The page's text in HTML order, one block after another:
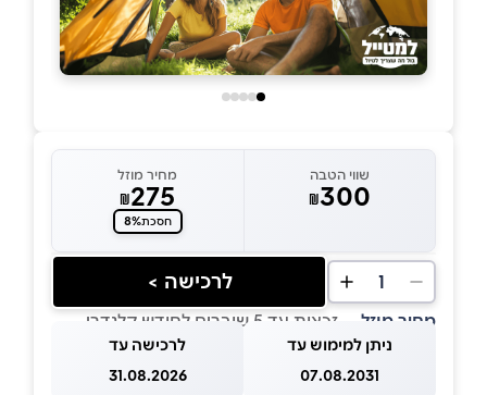
שווי הטבה
₪300
מחיר מוזל
₪275
חסכת8%
1 לרכישה >
מחיר מוזל — זכאות עד 5 שוברים לחודש קלנדרי
ניתן למימוש עד
07.08.2031
לרכישה עד
31.08.2026